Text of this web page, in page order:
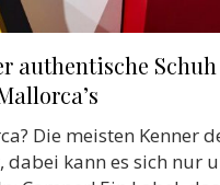
authentische Schuh
Die meisten Kenner
dabei kann es sich nur